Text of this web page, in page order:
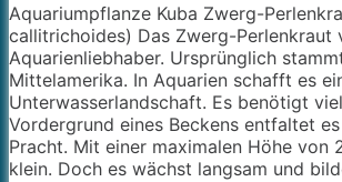
Aquariumpflanze Kuba Zwerg-
callitrichoides) Das Zwerg-Perlenkraut
Aquarienliebhaber. Ursprünglich
Mittelamerika. In Aquarien schafft es
Unterwasserlandschaft. Es benötigt
Vordergrund eines Beckens entfaltet
Pracht. Mit einer maximalen Höhe von
klein. Doch es wächst langsam und